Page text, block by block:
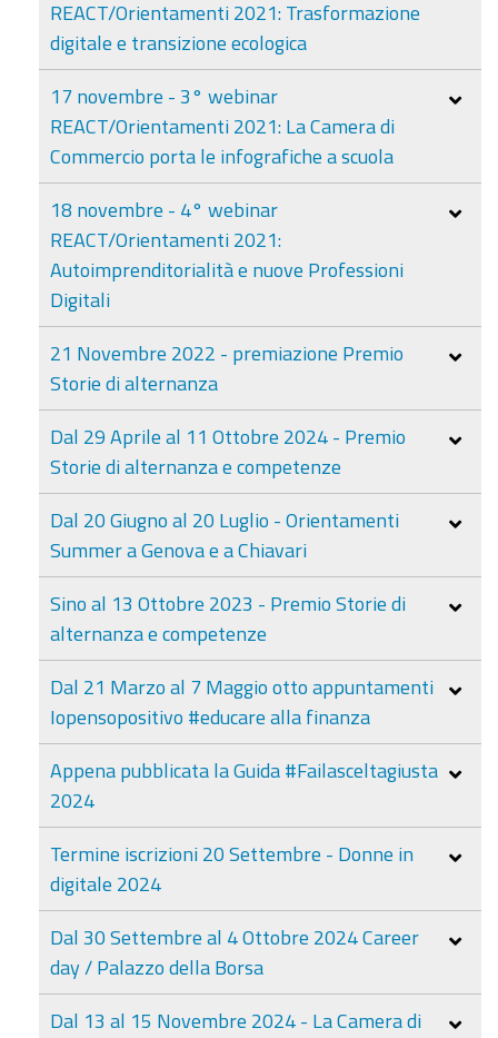
REACT/Orientamenti 2021: Trasformazione
digitale e transizione ecologica
17 novembre - 3° webinar
REACT/Orientamenti 2021: La Camera di
Commercio porta le infografiche a scuola
18 novembre - 4° webinar
REACT/Orientamenti 2021:
Autoimprenditorialità e nuove Professioni
Digitali
21 Novembre 2022 - premiazione Premio
Storie di alternanza
Dal 29 Aprile al 11 Ottobre 2024 - Premio
Storie di alternanza e competenze
Dal 20 Giugno al 20 Luglio - Orientamenti
Summer a Genova e a Chiavari
Sino al 13 Ottobre 2023 - Premio Storie di
alternanza e competenze
Dal 21 Marzo al 7 Maggio otto appuntamenti
Iopensopositivo #educare alla finanza
Appena pubblicata la Guida #Failasceltagiusta
2024
Termine iscrizioni 20 Settembre - Donne in
digitale 2024
Dal 30 Settembre al 4 Ottobre 2024 Career
day / Palazzo della Borsa
Dal 13 al 15 Novembre 2024 - La Camera di